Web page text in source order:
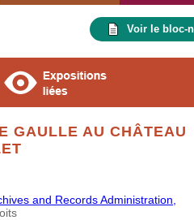
Voir le bloc-
GAULLE AU CHÂTEAU
and Records Administration,